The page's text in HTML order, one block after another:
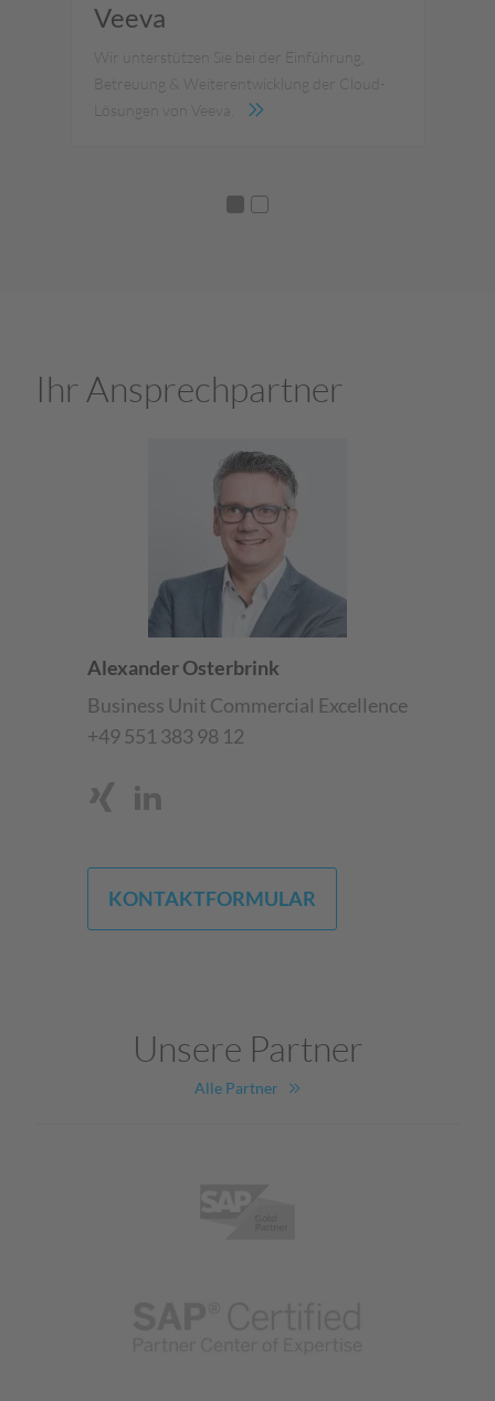
Veeva
Wir unterstützen Sie bei der Einführung,
Betreuung & Weiterentwicklung der Cloud-
Lösungen von Veeva.
Ihr Ansprechpartner
Alexander Osterbrink
Business Unit Commercial Excellence
+49 551 383 98 12
KONTAKTFORMULAR
Unsere Partner
Alle Partner